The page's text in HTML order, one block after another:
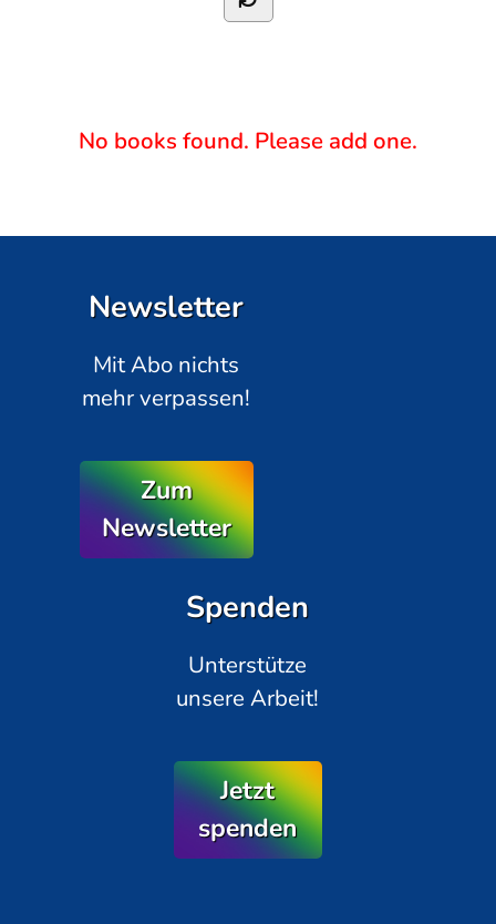
No books found. Please add one.
Newsletter
Mit Abo nichts
mehr verpassen!
Zum
Newsletter
Spenden
Unterstütze
unsere Arbeit!
Jetzt
spenden